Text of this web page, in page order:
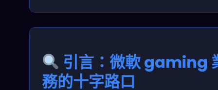
引言：微軟 gaming
務的十字路口